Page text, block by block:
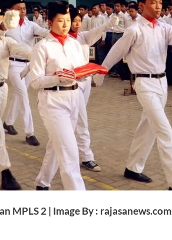
MPLS 2 | Image By : rajasanews.com